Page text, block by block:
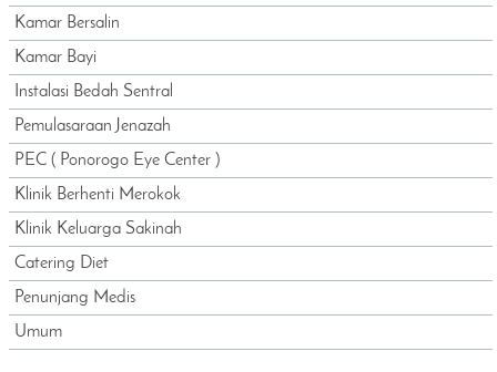
Kamar Bersalin
Kamar Bayi
Instalasi Bedah Sentral
Pemulasaraan Jenazah
PEC ( Ponorogo Eye Center )
Klinik Berhenti Merokok
Klinik Keluarga Sakinah
Catering Diet
Penunjang Medis
Umum